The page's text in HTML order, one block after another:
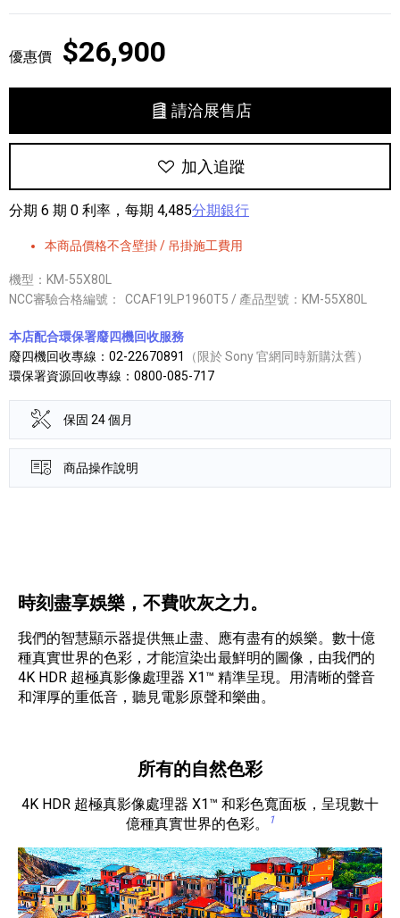
優惠價 $26,900
請洽展售店
加入追蹤
分期 6 期 0 利率，每期 4,485分期銀行
本商品價格不含壁掛 / 吊掛施工費用
機型：KM-55X80L
NCC審驗合格編號：
CCAF19LP1960T5 / 產品型號：KM-55X80L
本店配合環保署廢四機回收服務
廢四機回收專線：02-22670891
（限於 Sony 官網同時新購汰舊）
環保署資源回收專線：0800-085-717
保固 24 個月
商品操作說明
時刻盡享娛樂，不費吹灰之力。
我們的智慧顯示器提供無止盡、應有盡有的娛樂。數十億
種真實世界的色彩，才能渲染出最鮮明的圖像，由我們的
4K HDR 超極真影像處理器 X1™ 精準呈現。用清晰的聲音
和渾厚的重低音，聽見電影原聲和樂曲。
所有的自然色彩
4K HDR 超極真影像處理器 X1™ 和彩色寬面板，呈現數十
億種真實世界的色彩。
1